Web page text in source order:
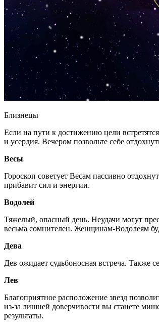
Близнецы
Если на пути к достижению цели
и усердия. Вечером позвольте себе
Весы
Гороскоп советует Весам пассивно
прибавит сил и энергии.
Водолей
Тяжелый, опасный день. Неудачи могут
весьма сомнителен. Женщинам-Водолеям
Дева
Дев ожидает судьбоносная встреча. Также
Лев
Благоприятное расположение звезд
из-за лишней доверчивости вы станете
результаты.